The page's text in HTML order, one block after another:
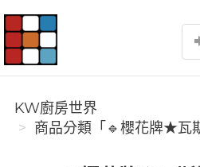
KW廚房世界
KW廚房世界
商品分類「🔹櫻花牌★瓦